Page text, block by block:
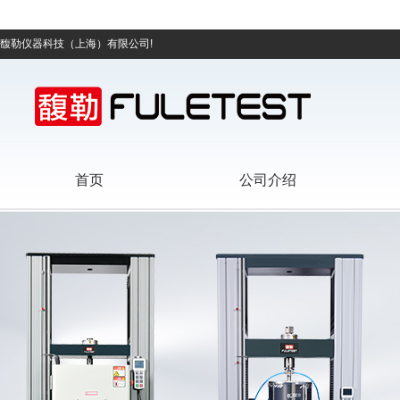
馥勒仪器科技（上海）有限公司!
首页 公司介绍